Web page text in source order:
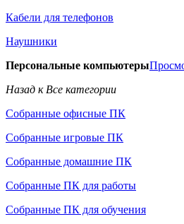
Кабели для телефонов
Наушники
Персональные компьютеры
Назад к Все категории
Собранные офисные ПК
Собранные игровые ПК
Собранные домашние ПК
Собранные ПК для работы
Собранные ПК для обучения